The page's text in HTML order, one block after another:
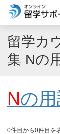
留学カ
集 Nの
Nの
0件目から0件目を